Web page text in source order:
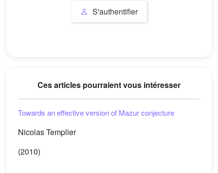
S'authentifier
Ces articles pourraient vous intéresser
Towards an effective version of Mazur conjecture
Nicolas Templier
(2010)